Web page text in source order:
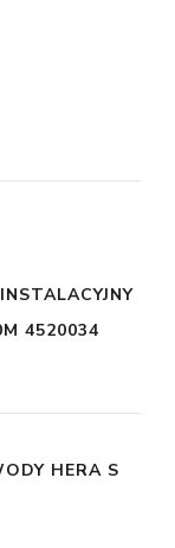
4520034
HERA S